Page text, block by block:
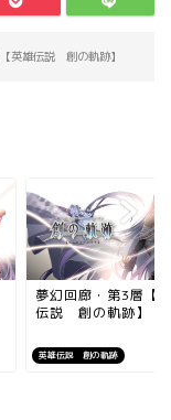
英雄伝説 創の軌跡】
英雄伝説 創の軌跡
夢幻回廊・第3層【
伝説 創の軌跡】